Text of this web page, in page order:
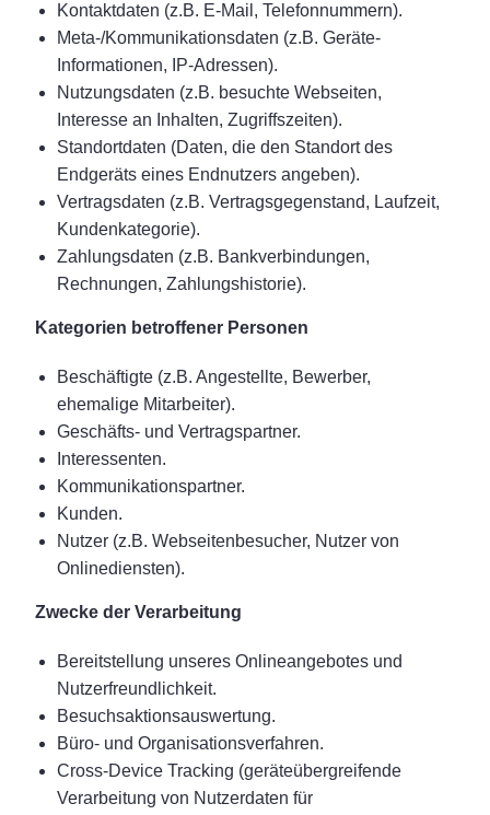
Kontaktdaten (z.B. E-Mail, Telefonnummern).
Meta-/Kommunikationsdaten (z.B. Geräte-
Informationen, IP-Adressen).
Nutzungsdaten (z.B. besuchte Webseiten,
Interesse an Inhalten, Zugriffszeiten).
Standortdaten (Daten, die den Standort des
Endgeräts eines Endnutzers angeben).
Vertragsdaten (z.B. Vertragsgegenstand, Laufzeit,
Kundenkategorie).
Zahlungsdaten (z.B. Bankverbindungen,
Rechnungen, Zahlungshistorie).
Kategorien betroffener Personen
Beschäftigte (z.B. Angestellte, Bewerber,
ehemalige Mitarbeiter).
Geschäfts- und Vertragspartner.
Interessenten.
Kommunikationspartner.
Kunden.
Nutzer (z.B. Webseitenbesucher, Nutzer von
Onlinediensten).
Zwecke der Verarbeitung
Bereitstellung unseres Onlineangebotes und
Nutzerfreundlichkeit.
Besuchsaktionsauswertung.
Büro- und Organisationsverfahren.
Cross-Device Tracking (geräteübergreifende
Verarbeitung von Nutzerdaten für